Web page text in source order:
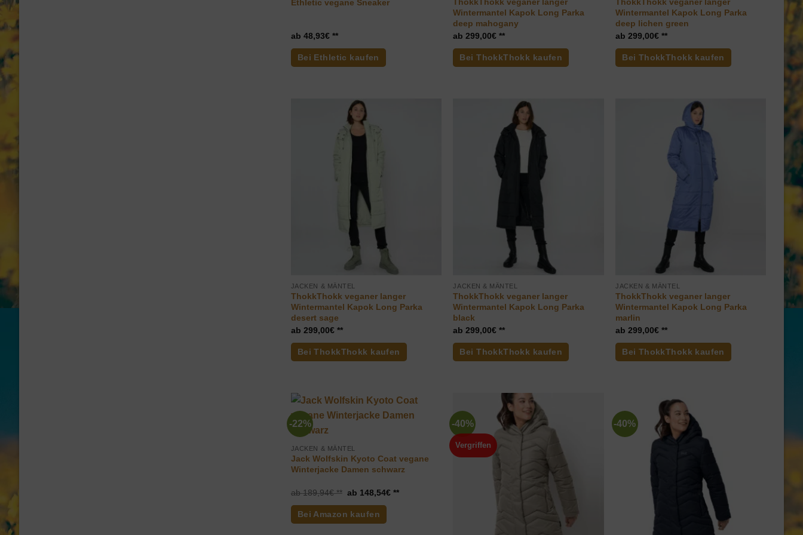
Ethletic vegane Sneaker
48,93€
Bei Ethletic kaufen
ThokkThokk veganer langer
Wintermantel Kapok Long Parka
deep mahogany
299,00€
Bei ThokkThokk kaufen
ThokkThokk veganer langer
Wintermantel Kapok Long Parka
deep lichen green
299,00€
Bei ThokkThokk kaufen
JACKEN & MÄNTEL
ThokkThokk veganer langer
Wintermantel Kapok Long Parka
desert sage
299,00€
Bei ThokkThokk kaufen
JACKEN & MÄNTEL
ThokkThokk veganer langer
Wintermantel Kapok Long Parka
black
299,00€
Bei ThokkThokk kaufen
JACKEN & MÄNTEL
ThokkThokk veganer langer
Wintermantel Kapok Long Parka
marlin
299,00€
Bei ThokkThokk kaufen
-22%
JACKEN & MÄNTEL
Jack Wolfskin Kyoto Coat vegane
Winterjacke Damen schwarz
189,94€
Ursprünglicher
189,94€
148,54€
Aktueller
Bei Amazon kaufen
-40%
Vergriffen
-40%